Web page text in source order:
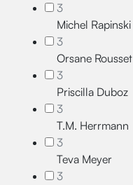
3
Michel Rapinski
3
Orsane Rousset
3
Priscilla Duboz
3
T.M. Herrmann
3
Teva Meyer
3